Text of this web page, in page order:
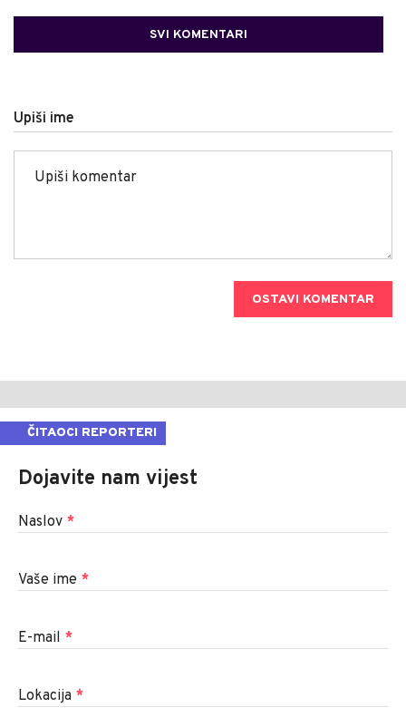
SVI KOMENTARI
Upiši ime
OSTAVI KOMENTAR
ČITAOCI REPORTERI
Dojavite nam vijest
Naslov *
Vaše ime *
E-mail *
Lokacija *